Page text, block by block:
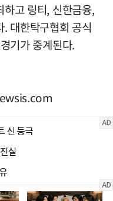
고 링티, 신한금융,
대한탁구협회 공식
기가 중계된다.